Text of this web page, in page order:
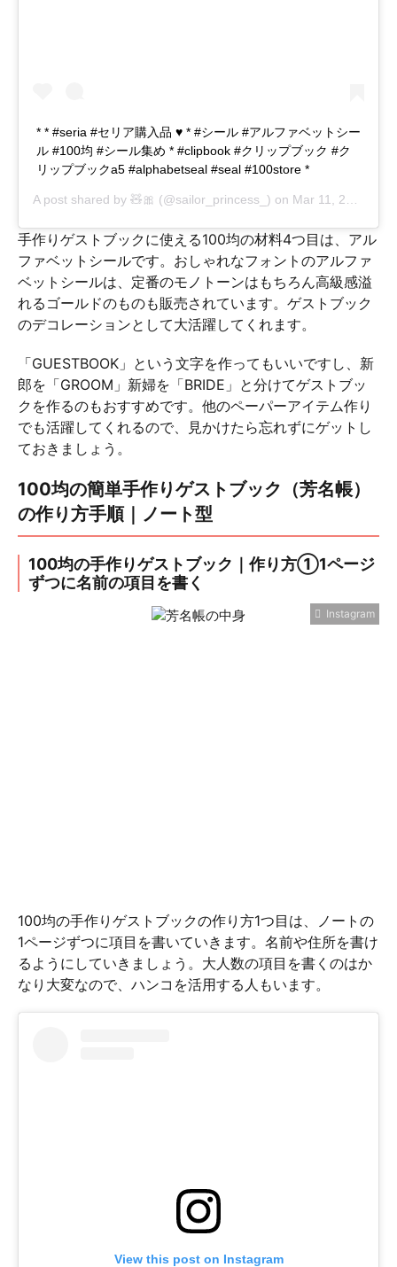
* * #seria #セリア購入品 ♥︎ * #シール #アルファベットシー
ル #100均 #シール集め * #clipbook #クリップブック #ク
リップブックa5 #alphabetseal #seal #100store *
A post shared by 🧸🎀 (@sailor_princess_) on Mar 11, 2019 at 8:55pm PDT
手作りゲストブックに使える100均の材料4つ目は、アル
ファベットシールです。おしゃれなフォントのアルファ
ベットシールは、定番のモノトーンはもちろん高級感溢
れるゴールドのものも販売されています。ゲストブック
のデコレーションとして大活躍してくれます。
「GUESTBOOK」という文字を作ってもいいですし、新
郎を「GROOM」新婦を「BRIDE」と分けてゲストブッ
クを作るのもおすすめです。他のペーパーアイテム作り
でも活躍してくれるので、見かけたら忘れずにゲットし
ておきましょう。
100均の簡単手作りゲストブック（芳名帳）
の作り方手順｜ノート型
100均の手作りゲストブック｜作り方①1ページ
ずつに名前の項目を書く
Instagram
100均の手作りゲストブックの作り方1つ目は、ノートの
1ページずつに項目を書いていきます。名前や住所を書け
るようにしていきましょう。大人数の項目を書くのはか
なり大変なので、ハンコを活用する人もいます。
View this post on Instagram